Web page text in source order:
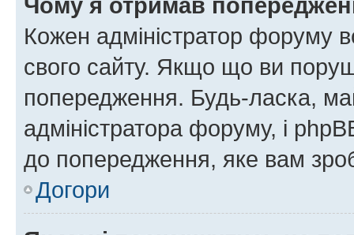
Кожен адміністратор форуму
свого сайту. Якщо що ви
попередження. Будь-ласка,
адміністратора форуму, і
до попередження, яке вам
Догори